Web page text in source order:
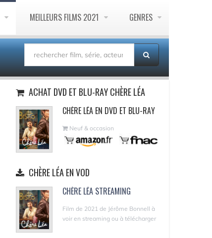
MEILLEURS FILMS 2021 GENRES
ACHAT DVD ET BLU-RAY CHÈRE LÉA
CHÈRE LÉA EN DVD ET BLU-RAY
Neuf & occasion
CHÈRE LÉA EN VOD
CHÈRE LÉA STREAMING
Film de 2021 de Jérôme Bonnell à
voir en streaming ou à télécharger